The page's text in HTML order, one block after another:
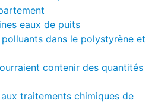
eaux de puits
polluants dans le polystyrène et
contenir des quantités
traitements chimiques de